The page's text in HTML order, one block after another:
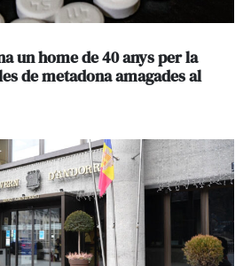
un home de 40 anys per la
de metadona amagades al